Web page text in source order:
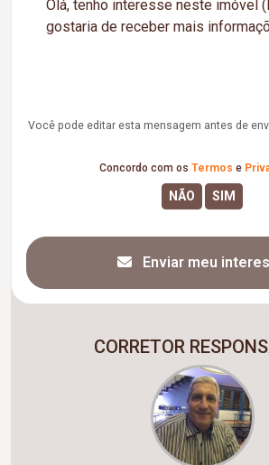
Você pode editar esta mensagem antes de
Concordo com os Termos e
Enviar meu
CORRETOR